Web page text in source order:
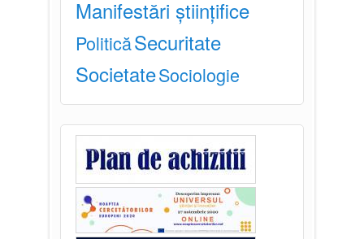
Manifestări științifice
PoliticăSecuritate
SocietateSociologie